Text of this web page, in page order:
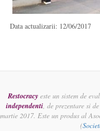
Data actualizarii: 12/06/2017
Restocracy este un sistem de
independenti, de prezentare si
martie 2017. Este un produs al
(